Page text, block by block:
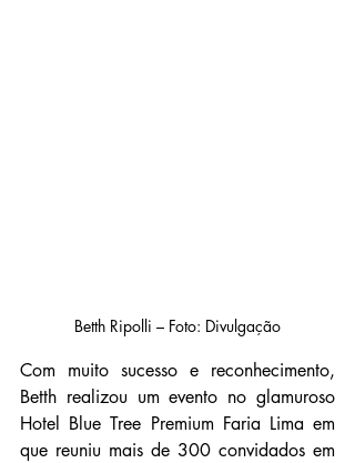
Betth Ripolli – Foto: Divulgação
Com muito sucesso e reconhecimento,
Betth realizou um evento no glamuroso
Hotel Blue Tree Premium Faria Lima em
que reuniu mais de 300 convidados em